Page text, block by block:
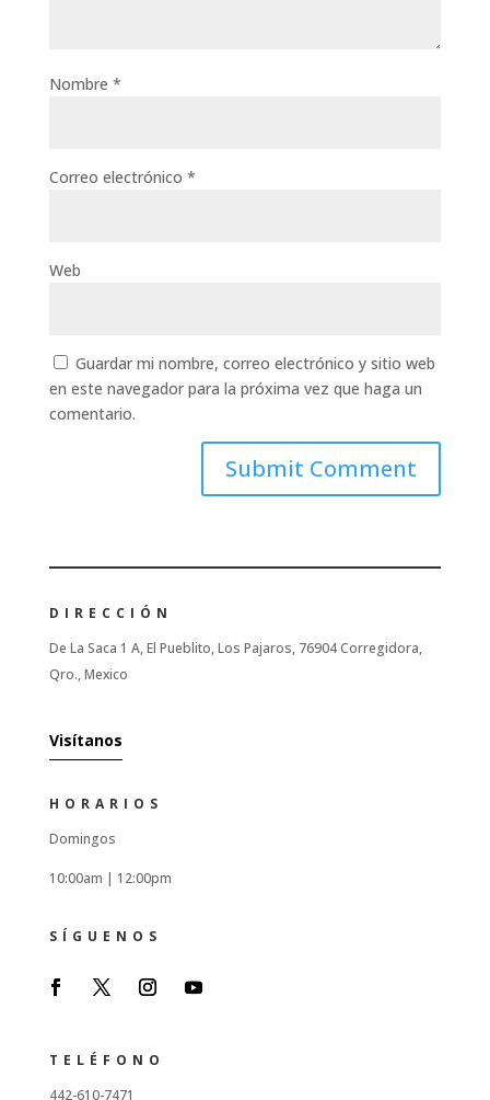
Nombre *
Correo electrónico *
Web
Guardar mi nombre, correo electrónico y sitio web
en este navegador para la próxima vez que haga un
comentario.
DIRECCIÓN
De La Saca 1 A, El Pueblito, Los Pajaros, 76904 Corregidora,
Qro., Mexico
Visítanos
HORARIOS
Domingos
10:00am | 12:00pm
SÍGUENOS
TELÉFONO
442-610-7471